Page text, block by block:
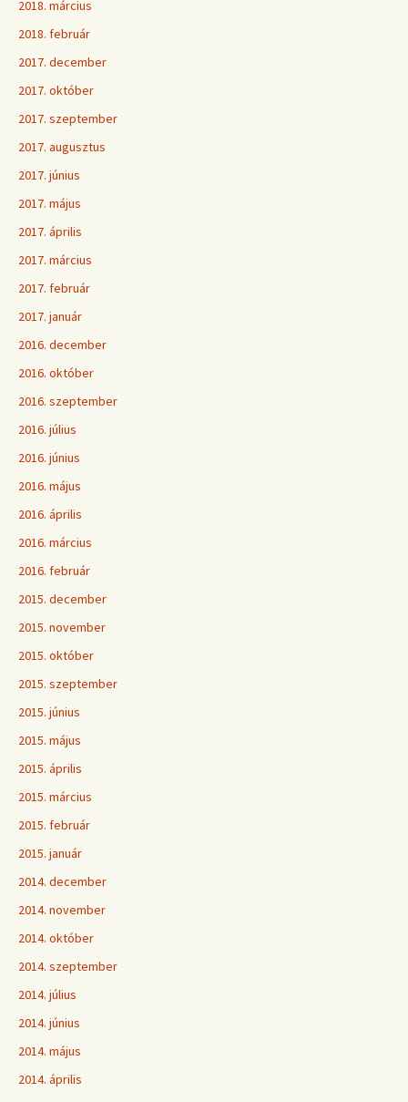
2018. március
2018. február
2017. december
2017. október
2017. szeptember
2017. augusztus
2017. június
2017. május
2017. április
2017. március
2017. február
2017. január
2016. december
2016. október
2016. szeptember
2016. július
2016. június
2016. május
2016. április
2016. március
2016. február
2015. december
2015. november
2015. október
2015. szeptember
2015. június
2015. május
2015. április
2015. március
2015. február
2015. január
2014. december
2014. november
2014. október
2014. szeptember
2014. július
2014. június
2014. május
2014. április